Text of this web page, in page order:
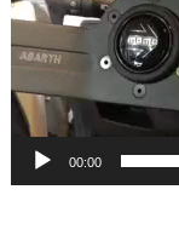
ー
ヤ
ー
00:00